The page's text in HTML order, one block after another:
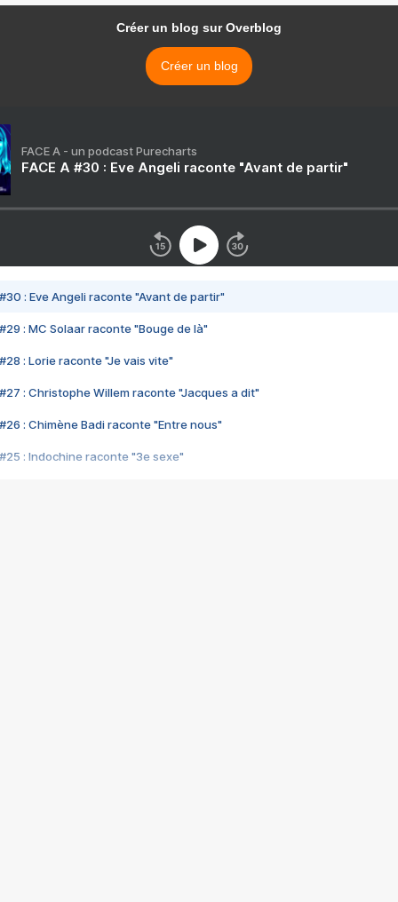
Créer un blog sur Overblog
Créer un blog
FACE A - un podcast Purecharts
FACE A #30 : Eve Angeli raconte "Avant de partir"
#30 : Eve Angeli raconte "Avant de partir"
#29 : MC Solaar raconte "Bouge de là"
#28 : Lorie raconte "Je vais vite"
#27 : Christophe Willem raconte "Jacques a dit"
#26 : Chimène Badi raconte "Entre nous"
#25 : Indochine raconte "3e sexe"